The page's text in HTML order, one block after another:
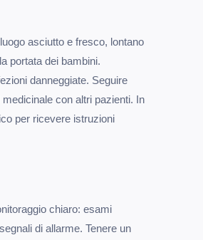
asciutto e fresco, lontano
portata dei bambini.
danneggiate. Seguire
con altri pazienti. In
per ricevere istruzioni
chiaro: esami
di allarme. Tenere un